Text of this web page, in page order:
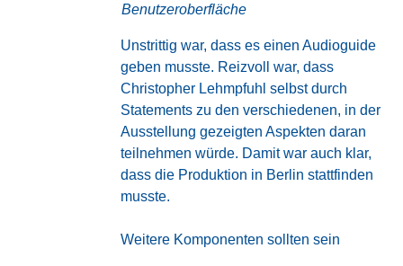
Benutzeroberfläche
Unstrittig war, dass es einen Audioguide
geben musste. Reizvoll war, dass
Christopher Lehmpfuhl selbst durch
Statements zu den verschiedenen, in der
Ausstellung gezeigten Aspekten daran
teilnehmen würde. Damit war auch klar,
dass die Produktion in Berlin stattfinden
musste.
Weitere Komponenten sollten sein